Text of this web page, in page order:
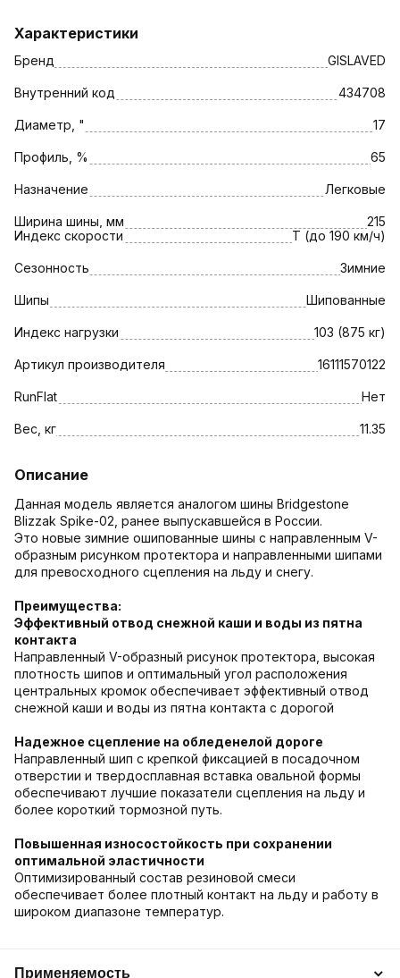
Характеристики
Бренд GISLAVED
Внутренний код 434708
Диаметр, " 17
Профиль, % 65
Назначение Легковые
Ширина шины, мм
215
Индекс скорости
T (до 190 км/ч)
Сезонность Зимние
Шипы Шипованные
Индекс нагрузки 103 (875 кг)
Артикул производителя 16111570122
RunFlat Нет
Вес, кг 11.35
Описание
Данная модель является аналогом шины Bridgestone
Blizzak Spike-02, ранее выпускавшейся в России.
Это новые зимние ошипованные шины с направленным V-
образным рисунком протектора и направленными шипами
для превосходного сцепления на льду и снегу.
Преимущества:
Эффективный отвод снежной каши и воды из пятна
контакта
Направленный V-образный рисунок протектора, высокая
плотность шипов и оптимальный угол расположения
центральных кромок обеспечивает эффективный отвод
снежной каши и воды из пятна контакта с дорогой
Надежное сцепление на обледенелой дороге
Направленный шип с крепкой фиксацией в посадочном
отверстии и твердосплавная вставка овальной формы
обеспечивают лучшие показатели сцепления на льду и
более короткий тормозной путь.
Повышенная износостойкость при сохранении
оптимальной эластичности
Оптимизированный состав резиновой смеси
обеспечивает более плотный контакт на льду и работу в
широком диапазоне температур.
Применяемость